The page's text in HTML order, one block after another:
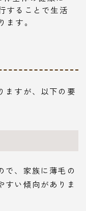
することで生活
す。
ますが、以下の要
で、家族に薄毛の
すい傾向がありま